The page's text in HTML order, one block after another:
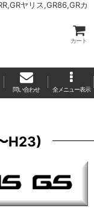
ヤリス,GR86,GRカ
カート
問い合わせ 全メニュー表示
H23)